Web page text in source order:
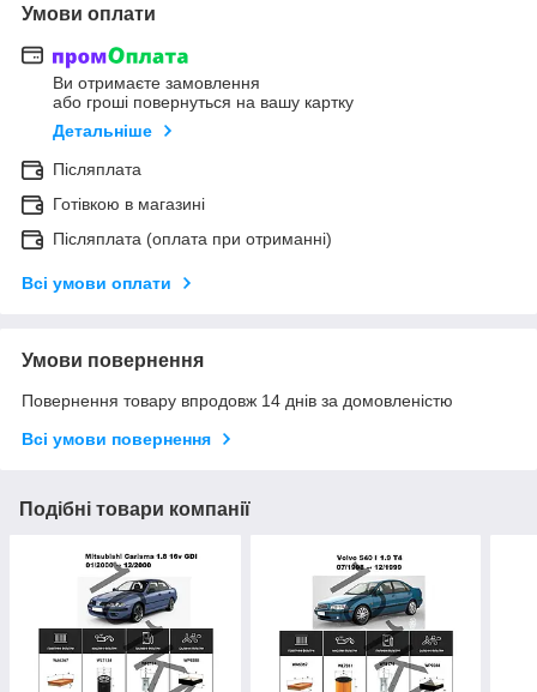
Умови оплати
Ви отримаєте замовлення
або гроші повернуться на вашу картку
Детальніше
Післяплата
Готівкою в магазині
Післяплата (оплата при отриманні)
Всі умови оплати
Умови повернення
Повернення товару впродовж 14 днів за домовленістю
Всі умови повернення
Подібні товари компанії